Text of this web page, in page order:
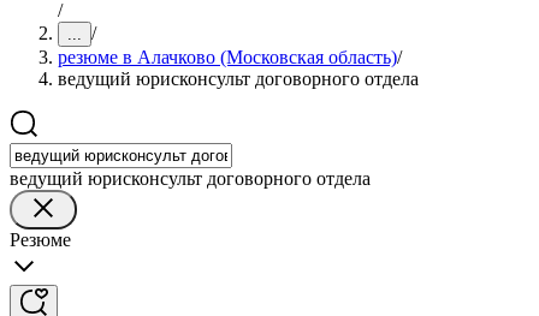
/
... /
резюме в Алачково (Московская область)/
ведущий юрисконсульт договорного отдела
ведущий юрисконсульт договорного отдела
Резюме